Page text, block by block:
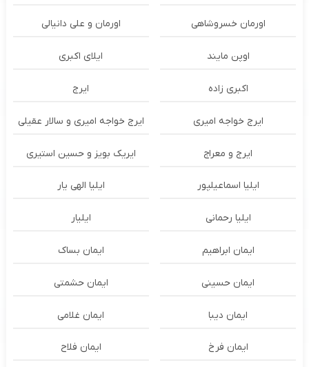
اورمان خسروشاهی اورمان و علی دانیالی
اوپن مایند ايلاى اكبرى
اکبری زاده ایرج
ایرج خواجه امیری ایرج خواجه امیری و سالار عقیلی
ایرج و معراج ایریک بویز و حسین استیری
ایلیا اسماعیلپور ایلیا الهی یار
ایلیا رحمانی ایلیار
ایمان ابراهیم ایمان بساک
ایمان حسینی ایمان حشمتی
ایمان دیبا ایمان غلامی
ایمان فرخ ایمان فلاح